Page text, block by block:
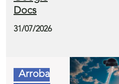
Docs
31/07/2026
Arroba